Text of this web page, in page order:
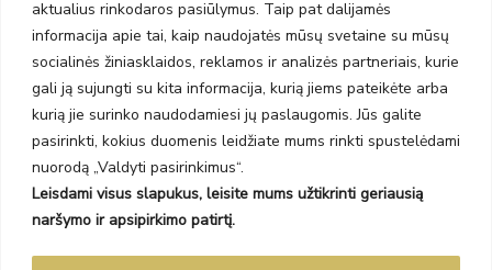
aktualius rinkodaros pasiūlymus. Taip pat dalijamės
informacija apie tai, kaip naudojatės mūsų svetaine su mūsų
socialinės žiniasklaidos, reklamos ir analizės partneriais, kurie
gali ją sujungti su kita informacija, kurią jiems pateikėte arba
kurią jie surinko naudodamiesi jų paslaugomis. Jūs galite
pasirinkti, kokius duomenis leidžiate mums rinkti spustelėdami
nuorodą „Valdyti pasirinkimus“.
Leisdami visus slapukus, leisite mums užtikrinti geriausią
naršymo ir apsipirkimo patirtį.
NAUJIENLAIŠKIS
Prenumeruokite ir gaukite pasiūlymus, naujienas bei riboto
leidimo kolekcijas.
Prenumeruodami sutinkate su Taisyklėmis ir Privatumo politika.